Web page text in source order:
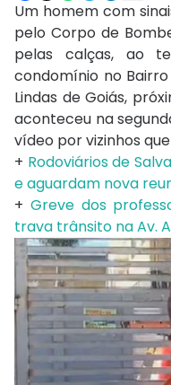
Um homem com
pelo Corpo de
pelas calças, ao
condomínio no
Lindas de Goiás,
aconteceu na
vídeo por vizinhos
+ Rodoviários de
e aguardam nova
+ Greve dos
trava trânsito na Av.